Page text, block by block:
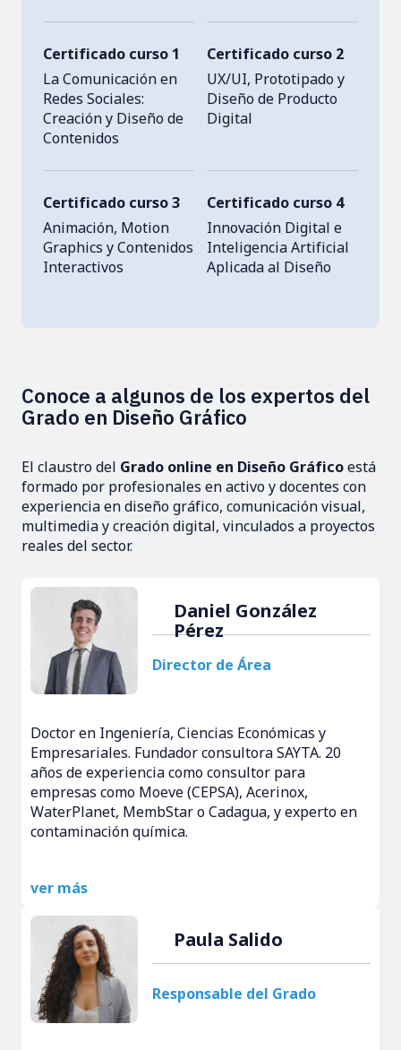
Certificado curso 1
La Comunicación en
Redes Sociales:
Creación y Diseño de
Contenidos
Certificado curso 2
UX/UI, Prototipado y
Diseño de Producto
Digital
Certificado curso 3
Animación, Motion
Graphics y Contenidos
Interactivos
Certificado curso 4
Innovación Digital e
Inteligencia Artificial
Aplicada al Diseño
Conoce a algunos de los expertos del
Grado en Diseño Gráfico
El claustro del Grado online en Diseño Gráficoestá
formado por profesionales en activo y docentes con
experiencia en diseño gráfico, comunicación visual,
multimedia y creación digital, vinculados a proyectos
reales del sector.
Daniel González
Pérez
Director de Área
Doctor en Ingeniería, Ciencias Económicas y
Empresariales. Fundador consultora SAYTA. 20
años de experiencia como consultor para
empresas como Moeve (CEPSA), Acerinox,
WaterPlanet, MembStar o Cadagua, y experto en
contaminación química.
ver más
Paula Salido
Responsable del Grado